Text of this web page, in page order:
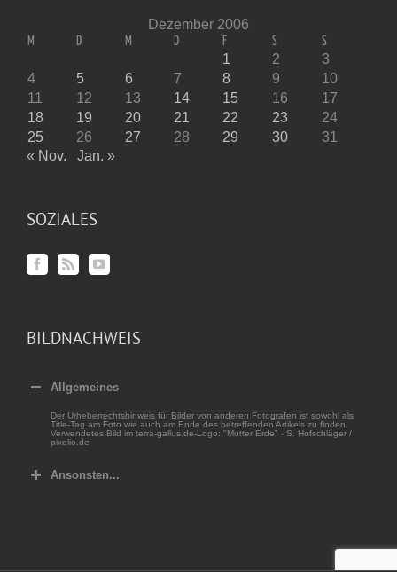
Dezember 2006
M D M D F S S
1 2
3
4
5 6 7 8 9
10
11
12 13 14 15 16
17
18
19 20 21 22 23
24
25
26 27 28 29 30
31
« Nov.
Jan. »
SOZIALES
BILDNACHWEIS
Allgemeines
Der Urheberrechtshinweis für Bilder von anderen Fotografen ist sowohl als
Title-Tag am Foto wie auch am Ende des betreffenden Artikels zu finden.
Verwendetes Bild im terra-gallus.de-Logo: "Mutter Erde" - S. Hofschläger /
pixelio.de
Ansonsten...